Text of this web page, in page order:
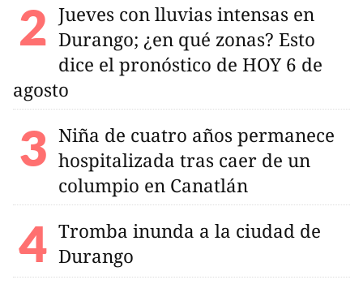
Jueves con lluvias intensas en
Durango; ¿en qué zonas? Esto
dice el pronóstico de HOY 6 de
agosto
Niña de cuatro años permanece
hospitalizada tras caer de un
columpio en Canatlán
Tromba inunda a la ciudad de
Durango